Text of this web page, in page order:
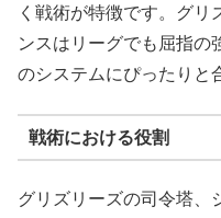
く戦術が特徴です。グリ
ンスはリーグでも屈指の
のシステムにぴったりと
戦術における役割
グリズリーズの司令塔、